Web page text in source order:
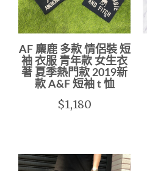
AF 麋鹿 多款 情侶裝 短
袖 衣服 青年款 女生衣
著 夏季熱門款 2019新
款 A&F 短袖 t 恤
$1,180